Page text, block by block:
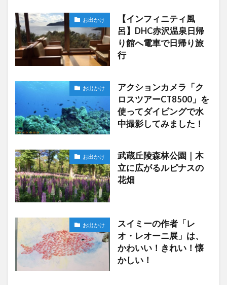
お出かけ
【インフィニティ風
呂】DHC赤沢温泉日帰
り館へ電車で日帰り旅
行
お出かけ
アクションカメラ「ク
ロスツアーCT8500」を
使ってダイビングで水
中撮影してみました！
お出かけ
武蔵丘陵森林公園｜木
立に広がるルピナスの
花畑
お出かけ
スイミーの作者「レ
オ・レオーニ展」は、
かわいい！きれい！懐
かしい！